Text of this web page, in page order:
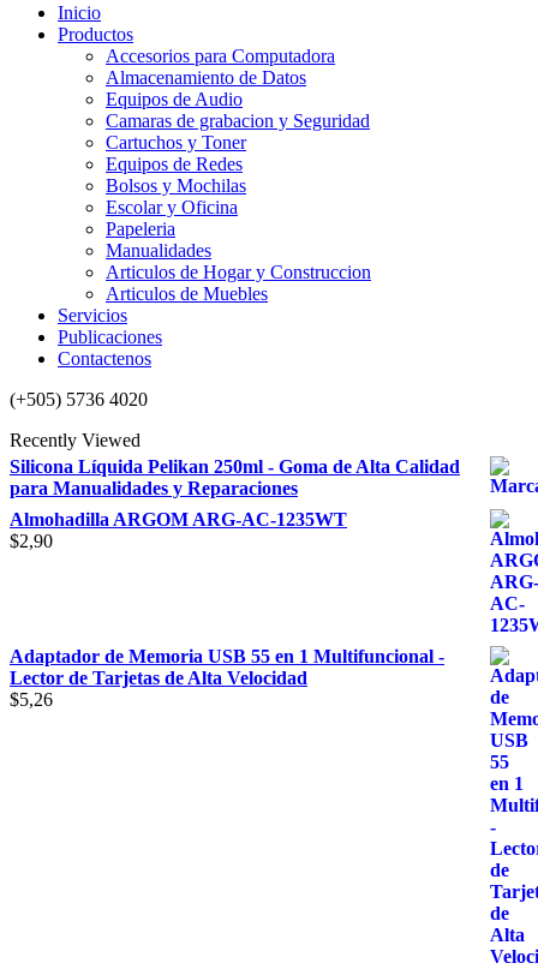
Inicio
Productos
Accesorios para Computadora
Almacenamiento de Datos
Equipos de Audio
Camaras de grabacion y Seguridad
Cartuchos y Toner
Equipos de Redes
Bolsos y Mochilas
Escolar y Oficina
Papeleria
Manualidades
Articulos de Hogar y Construccion
Articulos de Muebles
Servicios
Publicaciones
Contactenos
(+505) 5736 4020
Recently Viewed
Silicona Líquida Pelikan 250ml - Goma de Alta Calidad
para Manualidades y Reparaciones
Almohadilla ARGOM ARG-AC-1235WT
$2,90
Adaptador de Memoria USB 55 en 1 Multifuncional -
Lector de Tarjetas de Alta Velocidad
$5,26